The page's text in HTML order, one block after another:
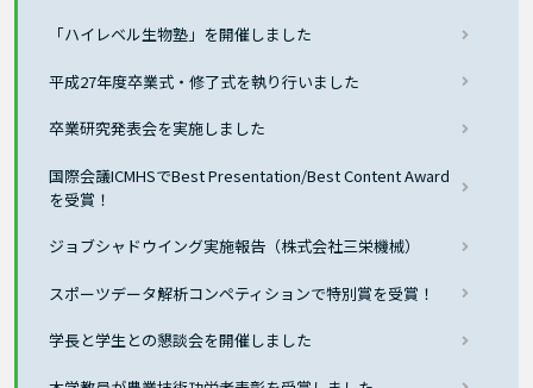
「ハイレベル生物塾」を開催しました
平成27年度卒業式・修了式を執り行いました
卒業研究発表会を実施しました
国際会議ICMHSでBest Presentation/Best Content Award
を受賞！
ジョブシャドウイング実施報告（株式会社三栄機械）
スポーツデータ解析コンペティションで特別賞を受賞！
学長と学生との懇談会を開催しました